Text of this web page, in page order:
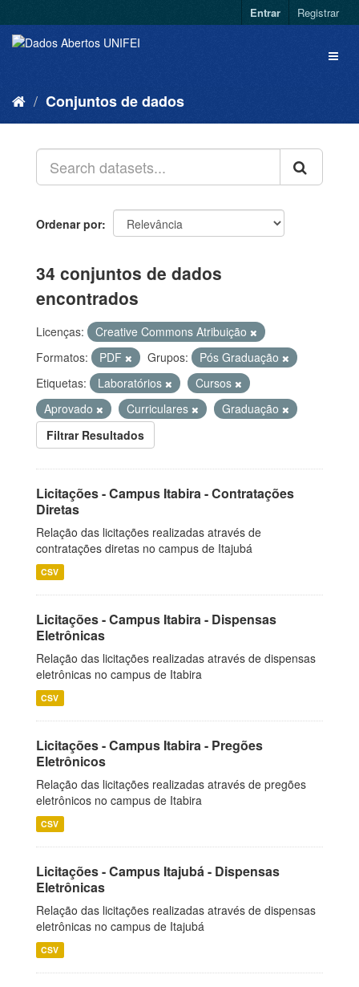
Entrar Registrar
Conjuntos de dados
Ordenar por
34 conjuntos de dados
encontrados
Licenças:
Creative Commons Atribuição
Formatos:
PDF Grupos:
Pós Graduação
Etiquetas:
Laboratórios
Cursos
Aprovado
Curriculares
Graduação
Filtrar Resultados
Licitações - Campus Itabira - Contratações
Diretas
Relação das licitações realizadas através de
contratações diretas no campus de Itajubá
CSV
Licitações - Campus Itabira - Dispensas
Eletrônicas
Relação das licitações realizadas através de dispensas
eletrônicas no campus de Itabira
CSV
Licitações - Campus Itabira - Pregões
Eletrônicos
Relação das licitações realizadas através de pregões
eletrônicos no campus de Itabira
CSV
Licitações - Campus Itajubá - Dispensas
Eletrônicas
Relação das licitações realizadas através de dispensas
eletrônicas no campus de Itajubá
CSV